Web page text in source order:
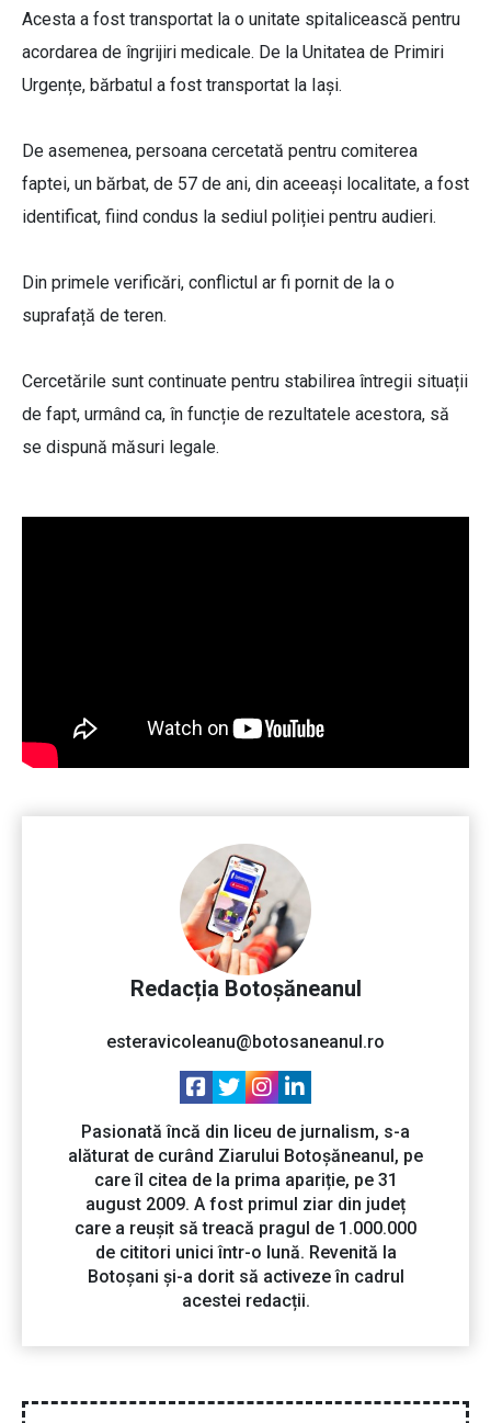
Acesta a fost transportat la o unitate spitalicească pentru
acordarea de îngrijiri medicale. De la Unitatea de Primiri
Urgențe, bărbatul a fost transportat la Iași.
De asemenea, persoana cercetată pentru comiterea
faptei, un bărbat, de 57 de ani, din aceeași localitate, a fost
identificat, fiind condus la sediul poliției pentru audieri.
Din primele verificări, conflictul ar fi pornit de la o
suprafață de teren.
Cercetările sunt continuate pentru stabilirea întregii situații
de fapt, urmând ca, în funcție de rezultatele acestora, să
se dispună măsuri legale.
Redacția Botoșăneanul
esteravicoleanu@botosaneanul.ro
Pasionată încă din liceu de jurnalism, s-a
alăturat de curând Ziarului Botoșăneanul, pe
care îl citea de la prima apariție, pe 31
august 2009. A fost primul ziar din județ
care a reușit să treacă pragul de 1.000.000
de cititori unici într-o lună. Revenită la
Botoșani și-a dorit să activeze în cadrul
acestei redacții.